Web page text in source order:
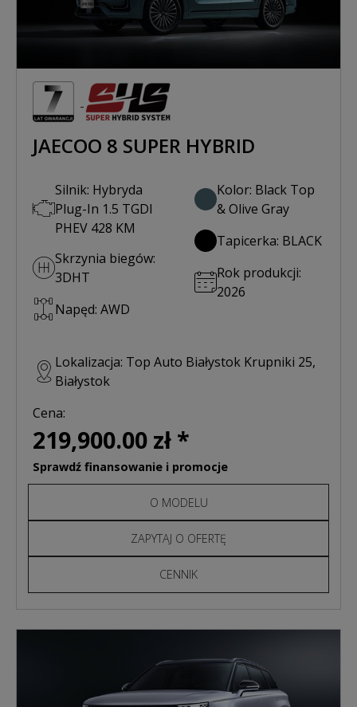
JAECOO 8 SUPER HYBRID
Silnik: Hybryda
Plug-In 1.5 TGDI
PHEV 428 KM
Skrzynia biegów:
3DHT
Napęd: AWD
Kolor: Black Top
& Olive Gray
Tapicerka: BLACK
Rok produkcji:
2026
Lokalizacja: Top Auto Białystok Krupniki 25,
Białystok
Cena:
219,900.00 zł *
Sprawdź finansowanie i promocje
O MODELU
ZAPYTAJ O OFERTĘ
CENNIK